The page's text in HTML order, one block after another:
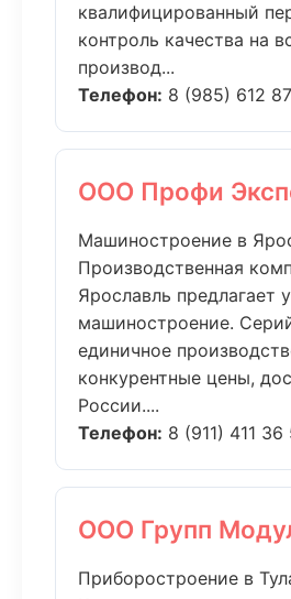
квалифицированный
контроль качества на
производ...
Телефон: 8 (985) 612
ООО Профи
Машиностроение в
Производственная
Ярославль предлагает
машиностроение.
единичное
конкурентные цены,
России....
Телефон: 8 (911) 411 36
ООО Групп
Приборостроение в